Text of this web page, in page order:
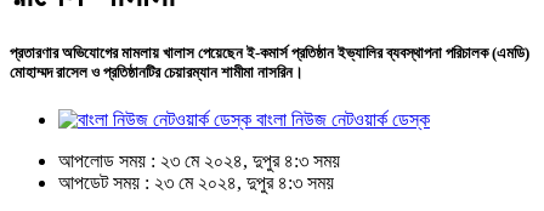
প্রতারণার অভিযোগের মামলায় খালাস পেয়েছেন ই-কমার্স প্রতিষ্ঠান ইভ্যালির ব্যবস্থাপনা পরিচালক (এমডি)
মোহাম্মদ রাসেল ও প্রতিষ্ঠানটির চেয়ারম্যান শামীমা নাসরিন।
বাংলা নিউজ নেটওয়ার্ক ডেস্ক
আপলোড সময় : ২৩ মে ২০২৪, দুপুর ৪:৩ সময়
আপডেট সময় : ২৩ মে ২০২৪, দুপুর ৪:৩ সময়